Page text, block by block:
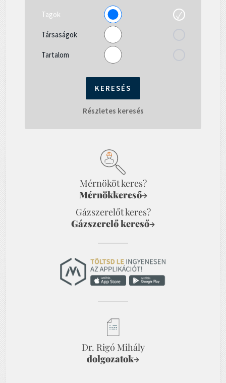
Tagok
Társaságok
Tartalom
Részletes keresés
Mérnököt keres?
Mérnökkereső→
Gázszerelőt keres?
Gázszerelő kereső→
Dr. Rigó Mihály
dolgozatok→